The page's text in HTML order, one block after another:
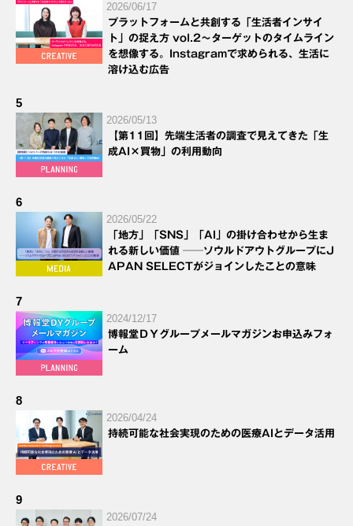
2026/06/17
プラットフォームと共創する「生活者インサイ
ト」の捉え方 vol.2～ターゲットのタイムライン
を想像する。Instagramで求められる、生活に
溶け込む広告
5
2026/05/13
【第11回】先端生活者の調査で見えてきた「生
成AI×買物」の利用動向
6
2026/05/22
「地方」「SNS」「AI」の掛け合わせから生ま
れる新しい価値 ──ソウルドアウトグループにJ
APAN SELECTがジョインしたことの意味
7
2024/12/17
博報堂ＤＹグループメールマガジンお申込みフォ
ーム
8
2026/04/24
持続可能な社会実現のための医療AIとデータ活用
9
2026/07/24